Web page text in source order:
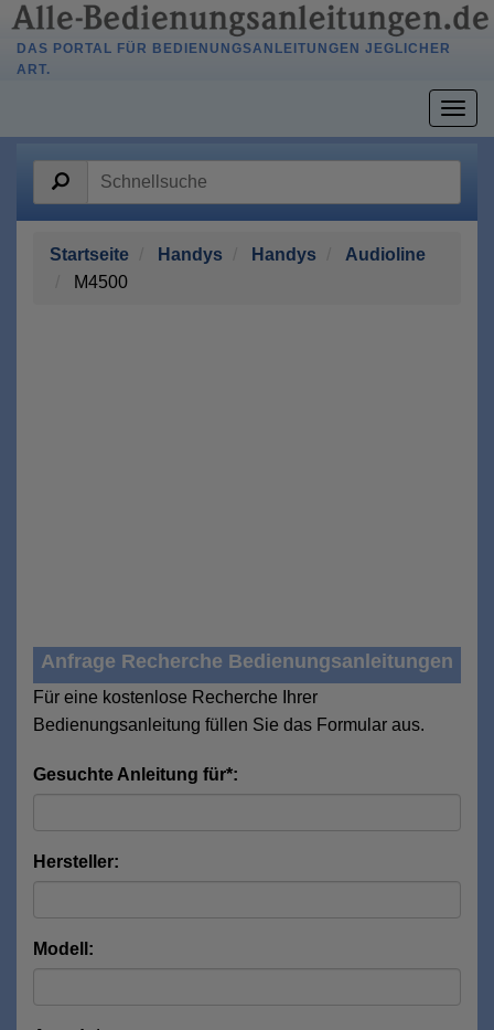
DAS PORTAL FÜR BEDIENUNGSANLEITUNGEN JEGLICHER
ART.
Startseite Handys Handys
Audioline
M4500
Anfrage Recherche Bedienungsanleitungen
Für eine kostenlose Recherche Ihrer
Bedienungsanleitung füllen Sie das Formular aus.
Gesuchte Anleitung für*:
Hersteller:
Modell: